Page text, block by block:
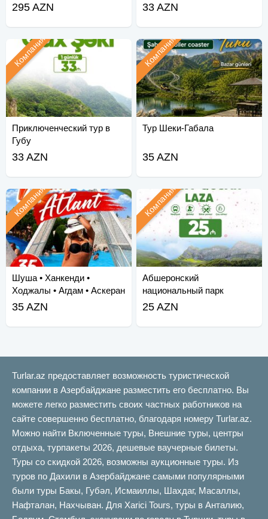
295 AZN 33 AZN
Приключенческий тур в
Губу
Компания
33 AZN
Тур Шеки-Габала
Компания
35 AZN
Шуша • Ханкенди •
Ходжалы • Агдам • Аскеран
Тур
Компания
35 AZN
Абшеронский
национальный парк
Шахдили тур
Компания
25 AZN
Turlar.az предоставляет возможность туристической
компании в Азербайджане разместить его бесплатно. Вы
можете легко разместить своих частных работников на
сайте совершенно бесплатно, благодаря номеру Turlar.az.
Можно найти Включенные туры, Внешние туры, центры
отдыха, турпакеты 2026, дешевые ваучерные билеты.
Туры со скидкой 2026, возможны аукционные туры. Из
туров по Дахили в Азербайджане самыми популярными
были туры Бакы, Губəл, Исмаиллы, Шахдаг, Масаллы,
Нафталан, Нахчыван. Для Xarici Tours, туры в Анталию,